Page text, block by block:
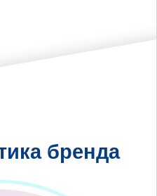
бренда